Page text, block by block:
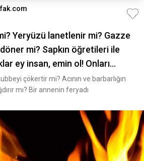
Yeryüzü lanetlenir mi? Gazze
mi? Sapkın öğretileri ile
ey insan, emin ol! Onları
ile sindirmek zorundayız.
çökertir mi? Acının ve barbarlığın
mı? Bir annenin feryadı